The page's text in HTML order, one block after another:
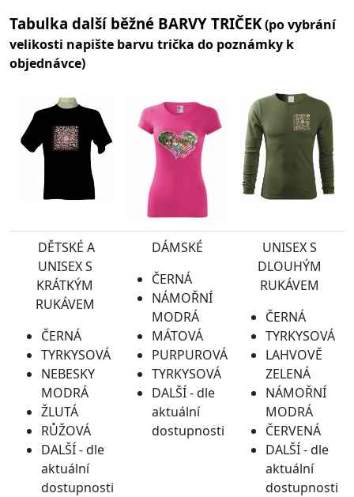
Tabulka další běžné BARVY TRIČEK(po vybrání
velikosti napište barvu trička do poznámky k
objednávce)
DĚTSKÉ A
UNISEX S
KRÁTKÝM
RUKÁVEM
ČERNÁ
TYRKYSOVÁ
NEBESKY
MODRÁ
ŽLUTÁ
RŮŽOVÁ
DALŠÍ - dle
aktuální
dostupnosti
DÁMSKÉ
ČERNÁ
NÁMOŘNÍ
MODRÁ
MÁTOVÁ
PURPUROVÁ
TYRKYSOVÁ
DALŠÍ - dle
aktuální
dostupnosti
UNISEX S
DLOUHÝM
RUKÁVEM
ČERNÁ
TYRKYSOVÁ
LAHVOVĚ
ZELENÁ
NÁMOŘNÍ
MODRÁ
ČERVENÁ
DALŠÍ - dle
aktuální
dostupnosti